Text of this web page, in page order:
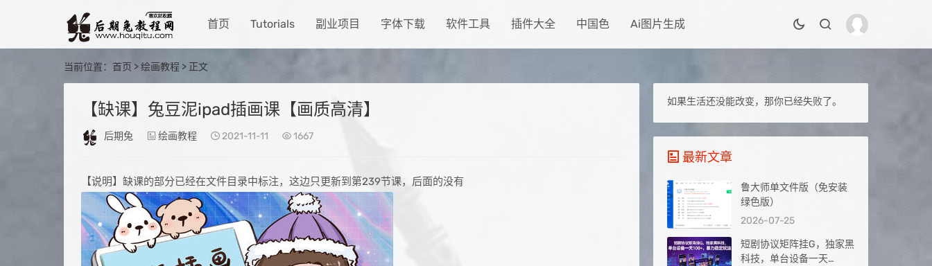
首页 Tutorials 副业项目 字体下载 软件工具 插件大全 中国色 Ai图片生成
当前位置： 首页 >绘画教程 > 正文
【缺课】兔豆泥ipad插画课【画质高清】
后期兔 绘画教程 2021-11-11 1667
【说明】缺课的部分已经在文件目录中标注，这边只更新到第239节课，后面的没有
如果生活还没能改变，那你已经失败了。
最新文章
鲁大师单文件版（免安装
绿色版）
2026-07-25
短剧协议矩阵挂G，独家黑
科技，单台设备一天